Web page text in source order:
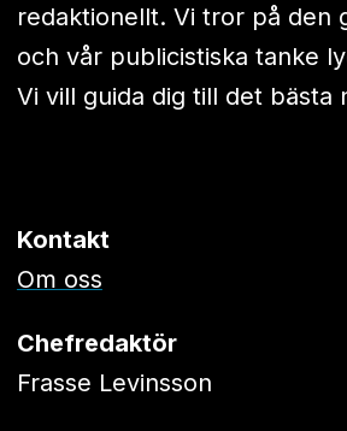
redaktionellt. Vi tror på den
och vår publicistiska tanke
Vi vill guida dig till det bästa
Kontakt
Om oss
Chefredaktör
Frasse Levinsson